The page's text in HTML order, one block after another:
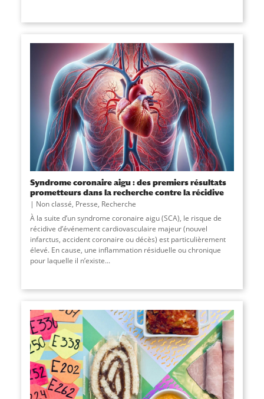
Syndrome coronaire aigu : des premiers résultats
prometteurs dans la recherche contre la récidive
Non classé, Presse, Recherche
À la suite d’un syndrome coronaire aigu (SCA), le risque de
récidive d’événement cardiovasculaire majeur (nouvel
infarctus, accident coronaire ou décès) est particulièrement
élevé. En cause, une inflammation résiduelle ou chronique
pour laquelle il n’existe...